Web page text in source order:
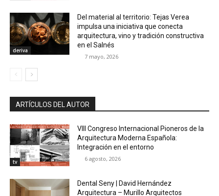
deriva
Del material al territorio: Tejas Verea
impulsa una iniciativa que conecta
arquitectura, vino y tradición constructiva
en el Salnés
7 mayo, 2026
ARTÍCULOS DEL AUTOR
tv
VIII Congreso Internacional Pioneros de la
Arquitectura Moderna Española:
Integración en el entorno
6 agosto, 2026
Dental Seny | David Hernández
Arquitectura – Murillo Arquitectos